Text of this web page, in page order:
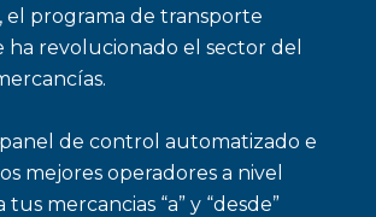
el programa de transporte
revolucionado el sector del
de control automatizado e
mejores operadores a nivel
mercancias “a” y “desde”